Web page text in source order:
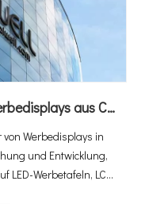
Adhaiwell – Hersteller von Werbedisplays aus China
Werbedisplays in
und Entwicklung,
LED-Werbetafeln, LCD-